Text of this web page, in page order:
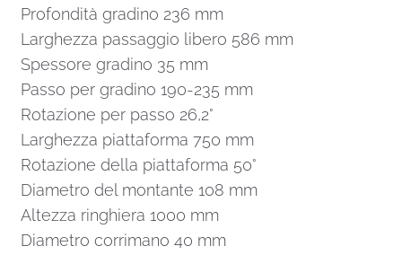
Profondità gradino 236 mm
Larghezza passaggio libero 586 mm
Spessore gradino 35 mm
Passo per gradino 190-235 mm
Rotazione per passo 26,2°
Larghezza piattaforma 750 mm
Rotazione della piattaforma 50°
Diametro del montante 108 mm
Altezza ringhiera 1000 mm
Diametro corrimano 40 mm